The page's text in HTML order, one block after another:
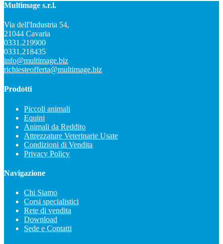
Multimage s.r.l.
Via dell'Industria 54,
21044 Cavaria
0331.219900
0331.218435
info@multimage.biz
richiesteofferta@multimage.biz
Prodotti
Piccoli animali
Equini
Animali da Reddito
Attrezzature Veterinarie Usate
Condizioni di Vendita
Privacy Policy
Navigazione
Chi Siamo
Corsi specialistici
Rete di vendita
Download
Sede e Contatti